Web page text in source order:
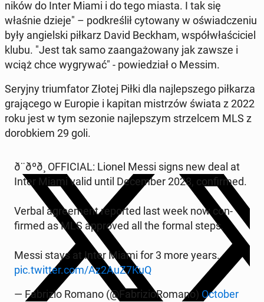
ników do Inter Miami i do tego miasta. I tak się
właśnie dzieje" – pod­kreślił cy­towany w oświad­cze­niu
były ang­iel­s­ki piłkarz David Beckham, współwłaś­ci­ciel
klubu. "Jest tak samo zaan­gażowany jak zawsze i
wciąż chce wygry­wać" - powiedzi­ał o Messim.
Seryjny tri­umfa­tor Złotej Piłki dla na­jlep­szego piłkarza
gra­jącego w Europie i kapitan mis­trzów świata z 2022
roku jest w tym sezonie na­jlep­szym strzel­cem MLS z
dorobkiem 29 goli.
ð¨ðºð¸ OF­FI­CIAL: Lionel Messi signs new deal at
Inter Miami valid until De­cem­ber 2028, con­firmed.
Verbal agree­ment re­port­ed last week now con­
firmed as MLS ap­proved all the formal steps.
Messi stays at Inter Miami for 3 more years.
pic.twitter.com/Az2AuZ7KuQ
— Fab­rizio Romano (@Fab­rizioRo­mano) October